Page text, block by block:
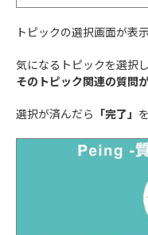
トピックの選択画面が表
気になるトピックを選択
そのトピック関連の質問
選択が済んだら 「完了」